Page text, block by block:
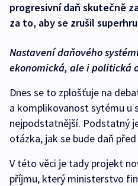
progresivní daň skutečně
za to, aby se zrušil
Nastavení daňového
ekonomická, ale i politická
Dnes se to zplošťuje na
a komplikovanost sytému u
nejpodstatnější. Podstatný
otázka, jak se bude daň
V této věci je tady projekt
příjmu, který ministerstvo